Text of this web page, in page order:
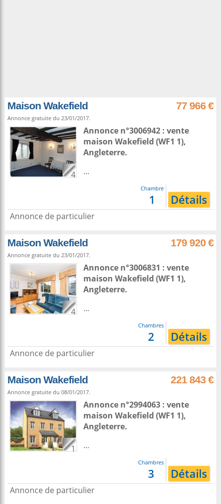
Maison Wakefield 77 966 €
Annonce gratuite du 23/01/2017.
4
Annonce n°3006942 : vente
maison Wakefield (WF1 1),
Angleterre.
...
Chambre
1 Détails
Annonce de particulier
Maison Wakefield 179 920 €
Annonce gratuite du 23/01/2017.
4
Annonce n°3006831 : vente
maison Wakefield (WF1 1),
Angleterre.
...
Chambres
2 Détails
Annonce de particulier
Maison Wakefield 221 843 €
Annonce gratuite du 08/01/2017.
1
Annonce n°2994063 : vente
maison Wakefield (WF1 1),
Angleterre.
...
Chambres
3 Détails
Annonce de particulier